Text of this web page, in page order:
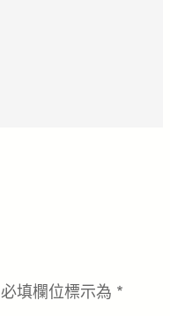
必填欄位標示為 *